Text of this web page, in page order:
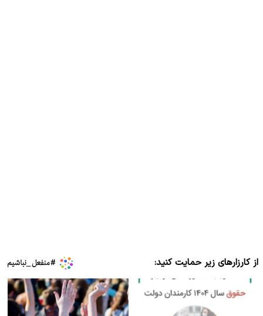
از کارزارهای زیر حمایت کنید: